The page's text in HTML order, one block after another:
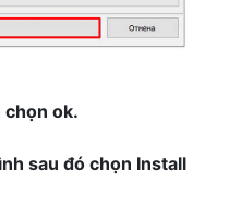
chọn ok.
sau đó chọn Install